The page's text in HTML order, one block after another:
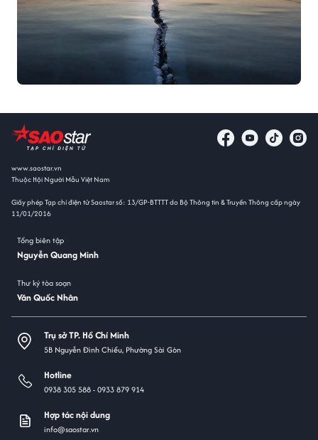
www.saostar.vn
Thuộc Hội Người Mẫu Việt Nam
Giấy phép Tạp chí điện tử Saostar số: 13/GP-BTTTT do Bộ Thông tin & Truyền Thông cấp ngày
11/01/2016
Tổng biên tập
Nguyễn Quang Minh
Thư ký tòa soạn
Văn Quốc Nhân
Trụ sở TP. Hồ Chí Minh
5B Nguyễn Đình Chiểu, Phường Sài Gòn
Hotline
0938 305 588 -0933 879 914
Hợp tác nội dung
info@saostar.vn